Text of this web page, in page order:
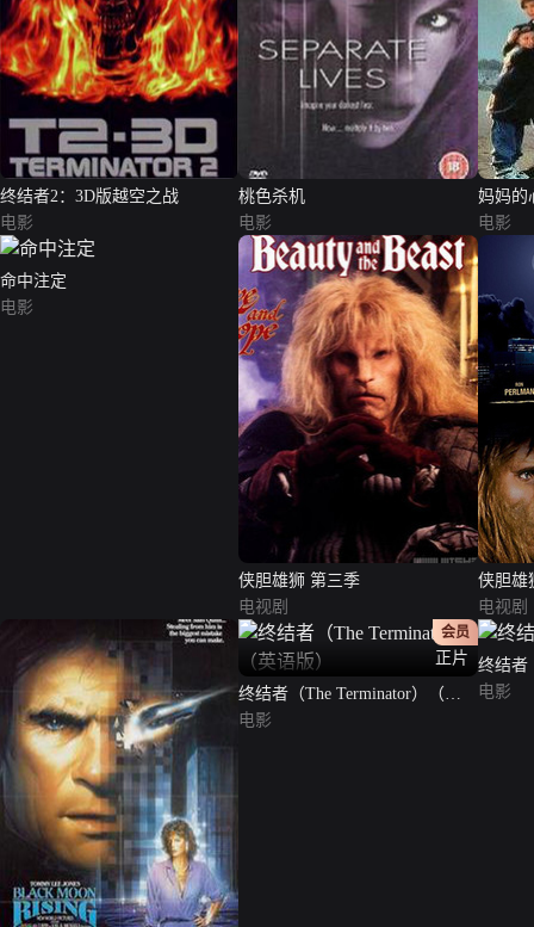
终结者2：3D版越空之战
电影
桃色杀机
电影
妈妈的
电影
命中注定
电影
侠胆雄狮 第三季
电视剧
侠胆雄
电视剧
正片
会员
终结者（The Terminator）（英
语版）
电影
终结者
电影